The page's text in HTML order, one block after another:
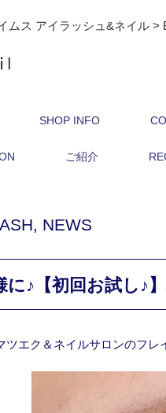
ムス アイラッシュ&ネイル >
SHOP INFO
ご紹介
, NEWS
に♪【初回お試し♪
ツエク＆ネイルサロンのフレ